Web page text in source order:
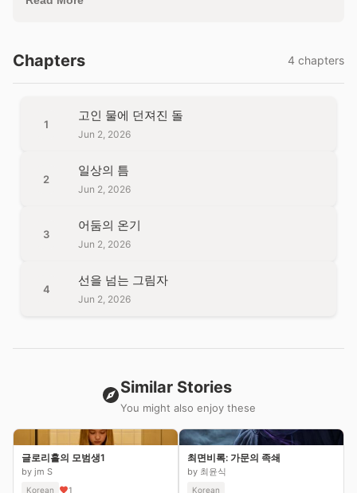
Chapters 4 chapters
1
고인 물에 던져진 돌
Jun 2, 2026
2
일상의 틈
Jun 2, 2026
3
어둠의 온기
Jun 2, 2026
4
선을 넘는 그림자
Jun 2, 2026
Similar Stories
You might also enjoy these
글로리홀의 모범생1
by jm S
Korean 1
최면비록: 가문의 족쇄
by 최윤식
Korean